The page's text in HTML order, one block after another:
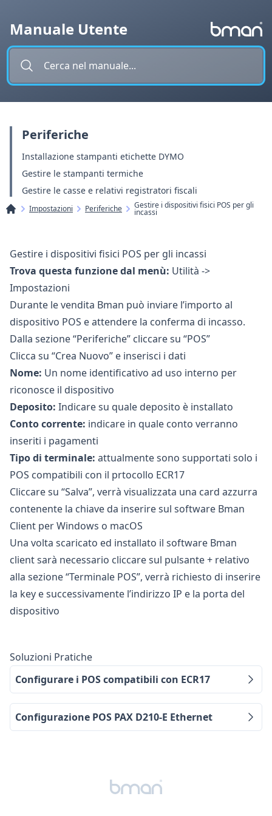
Manuale Utente
Periferiche
Installazione stampanti etichette DYMO
Gestire le stampanti termiche
Gestire le casse e relativi registratori fiscali
Impostazioni Periferiche Gestire i dispositivi fisici POS per gli
incassi
Gestire i dispositivi fisici POS per gli incassi
Trova questa funzione dal menù: Utilità ->
Impostazioni
Durante le vendita Bman può inviare l’importo al
dispositivo POS e attendere la conferma di incasso.
Dalla sezione “Periferiche” cliccare su “POS”
Clicca su “Crea Nuovo” e inserisci i dati
Nome: Un nome identificativo ad uso interno per
riconosce il dispositivo
Deposito: Indicare su quale deposito è installato
Conto corrente: indicare in quale conto verranno
inseriti i pagamenti
Tipo di terminale: attualmente sono supportati solo i
POS compatibili con il prtocollo ECR17
Cliccare su “Salva”, verrà visualizzata una card azzurra
contenente la chiave da inserire sul software Bman
Client perWindows o macOS
Una volta scaricato ed installato il software Bman
client sarà necessario cliccare sul pulsante + relativo
alla sezione “Terminale POS”, verrà richiesto di inserire
la key e successivamente l’indirizzo IP e la porta del
dispositivo
Soluzioni Pratiche
Configurare i POS compatibili con ECR17
Configurazione POS PAX D210-E Ethernet